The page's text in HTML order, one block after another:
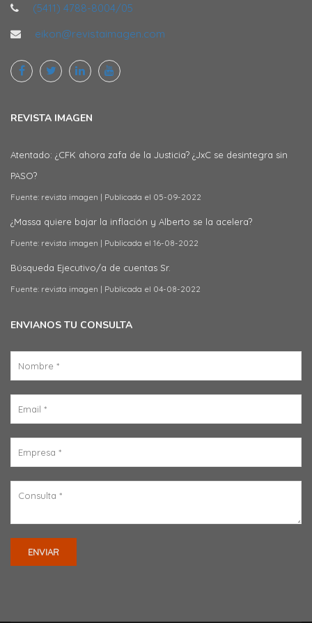
(5411) 4788-8004/05
eikon@revistaimagen.com
REVISTA IMAGEN
Atentado: ¿CFK ahora zafa de la Justicia? ¿JxC se desintegra sin
PASO?
Fuente: revista imagen Publicada el 05-09-2022
¿Massa quiere bajar la inflación y Alberto se la acelera?
Fuente: revista imagen Publicada el 16-08-2022
Búsqueda Ejecutivo/a de cuentas Sr.
Fuente: revista imagen Publicada el 04-08-2022
ENVIANOS TU CONSULTA